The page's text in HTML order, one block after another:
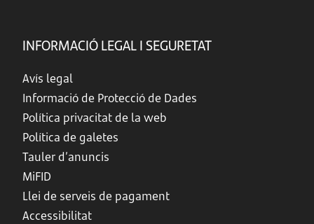
INFORMACIÓ LEGAL I SEGURETAT
Avís legal
Informació de Protecció de Dades
Política privacitat de la web
Política de galetes
Tauler d’anuncis
MiFID
Llei de serveis de pagament
Accessibilitat